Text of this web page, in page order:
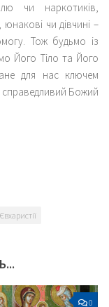
чи наркотиків,
чи дівчині –
Тож будьмо із
Його Тіло та Його
для нас ключем
справедливий Божий
0